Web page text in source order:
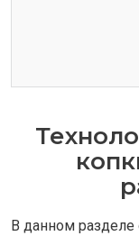
В данном разделе